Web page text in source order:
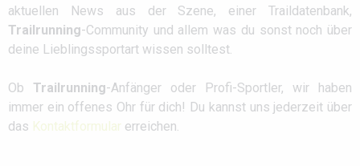
aktuellen News aus der Szene, einer Traildatenbank,
Trailrunning-Community und allem was du sonst noch über
deine Lieblingssportart wissen solltest.
Ob Trailrunning-Anfänger oder Profi-Sportler, wir haben
immer ein offenes Ohr für dich! Du kannst uns jederzeit über
das Kontaktformular erreichen.